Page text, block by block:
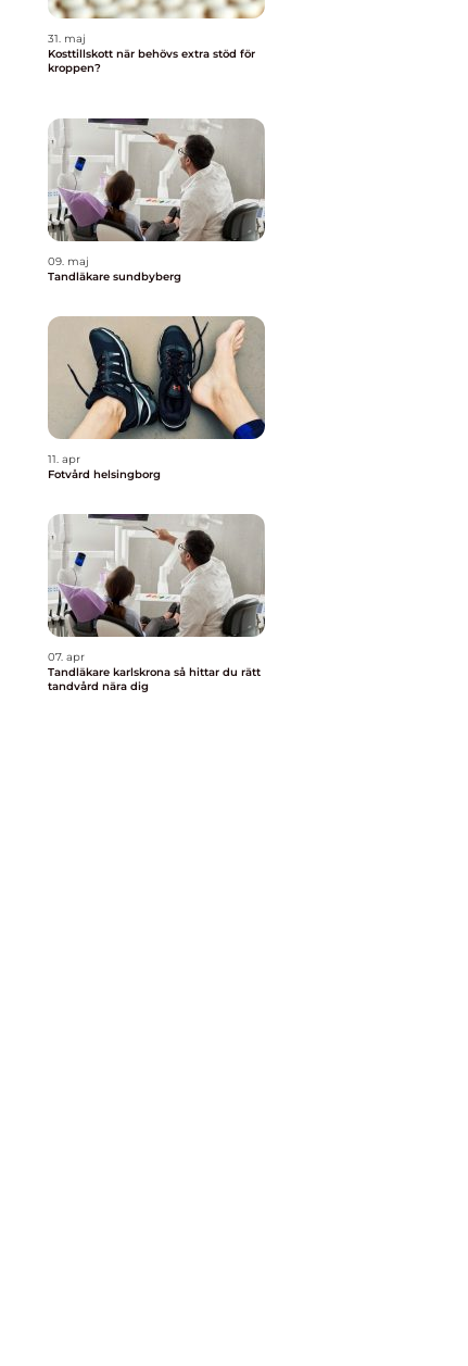
31. maj
Kosttillskott när behövs extra stöd för
kroppen?
09. maj
Tandläkare sundbyberg
11. apr
Fotvård helsingborg
07. apr
Tandläkare karlskrona så hittar du rätt
tandvård nära dig